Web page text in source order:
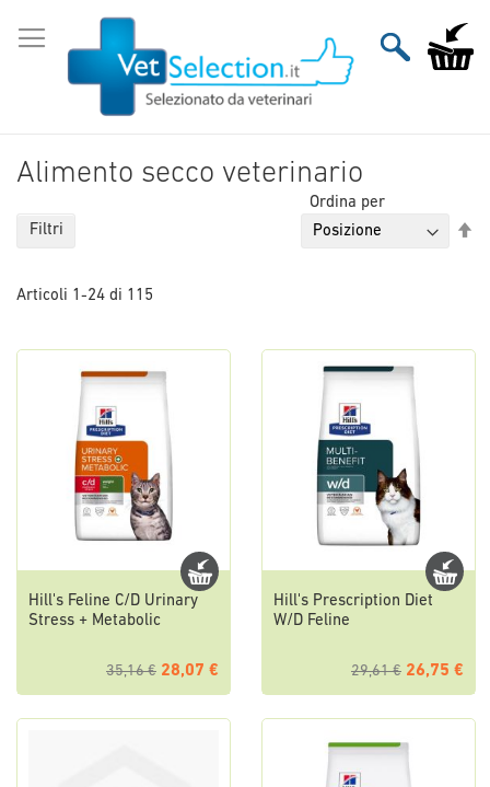
al
contenuto
Carrello
Alimento secco veterinario
Articoli 1 -24 di 115
Ordina per
Hill's Feline C/D Urinary
Stress + Metabolic
35,16 € 28,07 €
Hill's Prescription Diet
W/D Feline
29,61 € 26,75 €
Filtri